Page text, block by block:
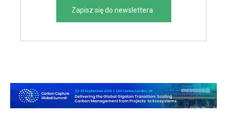
Zapisz się do newslettera